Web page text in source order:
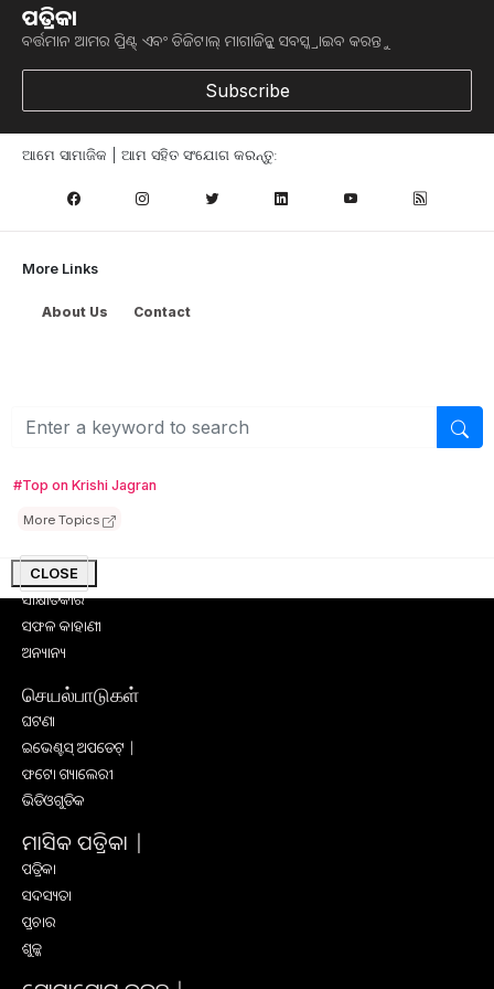
ପତ୍ରିକା
ବର୍ତ୍ତମାନ ଆମର ପ୍ରିଣ୍ଟ୍ ଏବଂ ଡିଜିଟାଲ୍ ମାଗାଜିନ୍କୁ ସବସ୍କ୍ରାଇବ କରନ୍ତୁ
Subscribe
ଆମେ ସାମାଜିକ | ଆମ ସହିତ ସଂଯୋଗ କରନ୍ତୁ:
More Links
About Us Contact
#Top on Krishi Jagran
More Topics
CLOSE
ସ୍ୱାସ୍ଥ୍ୟ ଏବଂ ଜୀବନଶୈଳୀ
ଉଦ୍ୟାନ କୃଷି
କୃଷି ବିଶ୍ବକୋଷ
କୃଷି ପ୍ରଶିକ୍ଷଣ
ସାକ୍ଷାତକାର
ସଫଳ କାହାଣୀ
ଅନ୍ୟାନ୍ୟ
செயல்பாடுகள்
ଘଟଣା
ଇଭେଣ୍ଟସ୍ ଅପଡେଟ୍ |
ଫଟୋ ଗ୍ୟାଲେରୀ
ଭିଡିଓଗୁଡିକ
ମାସିକ ପତ୍ରିକା |
ପତ୍ରିକା
ସଦସ୍ୟତା
ପ୍ରଚାର
ଶୁଳ୍କ